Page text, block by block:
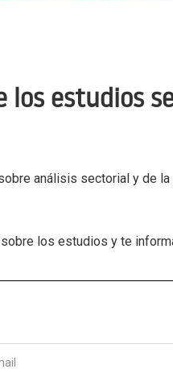
los estudios
análisis sectorial y de
los estudios y te